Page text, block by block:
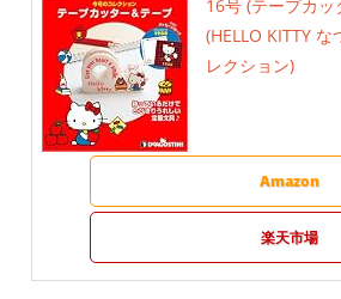
16号 (テープカ
(HELLO KITTY
レクション)
Amazon
楽天市場